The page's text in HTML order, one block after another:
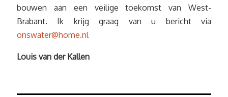
bouwen aan een veilige toekomst van West-
Brabant. Ik krijg graag van u bericht via
onswater@home.nl
Louis van der Kallen